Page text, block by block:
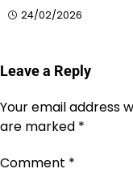
24/02/2026
Leave a Reply
Your email address
are marked *
Comment *